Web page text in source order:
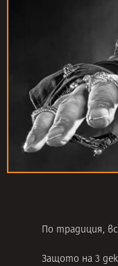
По традиция,
Защото на 3